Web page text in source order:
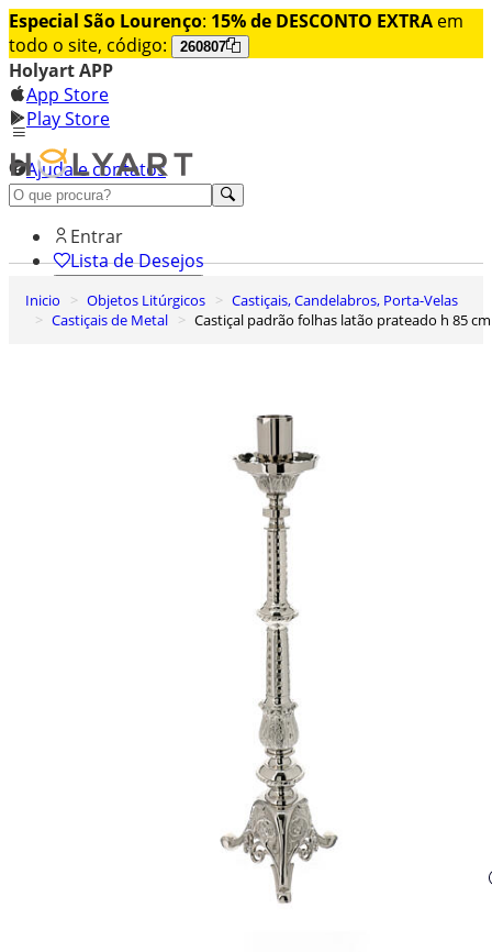
Especial São Lourenço: 15% de DESCONTO EXTRA em
todo o site, código:
260807
Holyart APP
App Store
Play Store
Ajuda e contatos
Conheça premium
Entrar
Lista de Desejos
0
Carrinho de Compras
Inicio Objetos Litúrgicos
Castiçais, Candelabros, Porta-Velas
Castiçais de Metal
Castiçal padrão folhas latão prateado h 85 cm